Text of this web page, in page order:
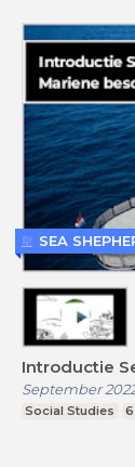
Introductie
September
Social Studies
SEA